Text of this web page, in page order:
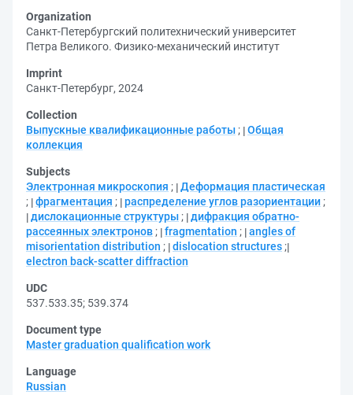
Organization
Санкт-Петербургский политехнический университет
Петра Великого. Физико-механический институт
Imprint
Санкт-Петербург, 2024
Collection
Выпускные квалификационные работы ; Общая
коллекция
Subjects
Электронная микроскопия ; Деформация пластическая
; фрагментация ; распределение углов разориентации ;
дислокационные структуры ; дифракция обратно-
рассеянных электронов ; fragmentation ; angles of
misorientation distribution ; dislocation structures ;
electron back-scatter diffraction
UDC
537.533.35; 539.374
Document type
Master graduation qualification work
Language
Russian